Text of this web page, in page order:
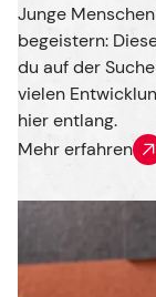
Junge
begeistern:
du auf der
vielen
hier entlang.
Mehr erfahren